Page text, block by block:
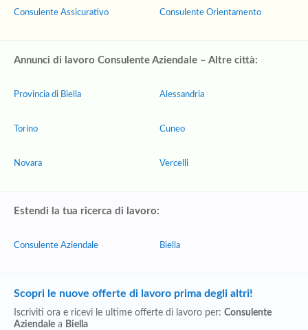
Consulente Assicurativo Consulente Orientamento
Annunci di lavoro Consulente Aziendale – Altre città:
Provincia di Biella
Torino
Novara
Alessandria
Cuneo
Vercelli
Estendi la tua ricerca di lavoro:
Consulente Aziendale Biella
Scopri le nuove offerte di lavoro prima degli altri!
Iscriviti ora e ricevi le ultime offerte di lavoro per: Consulente
Aziendale a Biella